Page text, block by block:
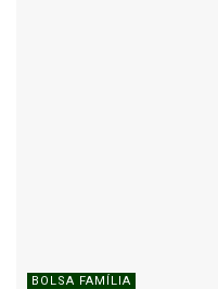
BOLSA FAMÍLIA